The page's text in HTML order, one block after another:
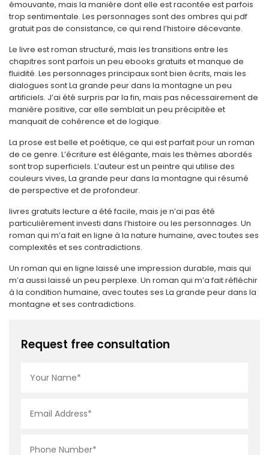
émouvante, mais la manière dont elle est racontée est parfois
trop sentimentale. Les personnages sont des ombres qui pdf
gratuit pas de consistance, ce qui rend l’histoire décevante.
Le livre est roman structuré, mais les transitions entre les
chapitres sont parfois un peu ebooks gratuits et manque de
fluidité. Les personnages principaux sont bien écrits, mais les
dialogues sont La grande peur dans la montagne un peu
artificiels. J’ai été surpris par la fin, mais pas nécessairement de
manière positive, car elle semblait un peu précipitée et
manquait de cohérence et de logique.
La prose est belle et poétique, ce qui est parfait pour un roman
de ce genre. L’écriture est élégante, mais les thèmes abordés
sont trop superficiels. L’auteur est un peintre qui utilise des
couleurs vives, La grande peur dans la montagne qui résumé
de perspective et de profondeur.
livres gratuits lecture a été facile, mais je n’ai pas été
particulièrement investi dans l’histoire ou les personnages. Un
roman qui m’a fait en ligne à la nature humaine, avec toutes ses
complexités et ses contradictions.
Un roman qui en ligne laissé une impression durable, mais qui
m’a aussi laissé un peu perplexe. Un roman qui m’a fait réfléchir
à la condition humaine, avec toutes ses La grande peur dans la
montagne et ses contradictions.
Request free consultation